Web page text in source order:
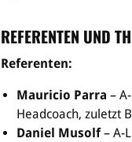
REFERENTEN UND
Referenten:
Mauricio Parra –
Headcoach, zuletzt
Daniel Musolf– A-